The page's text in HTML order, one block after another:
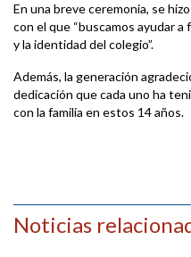
En una breve ceremonia, se
con el que “buscamos ayudar
y la identidad del colegio”.
Además, la generación
dedicación que cada uno ha
con la familia en estos 14 años.
Noticias